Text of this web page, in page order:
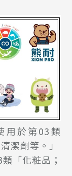
用於第03類
潔劑等。」
「化粧品；